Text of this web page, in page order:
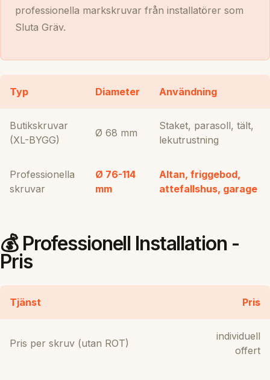
professionella markskruvar från installatörer som
Sluta Gräv.
Typ Diameter Användning
Butikskruvar
(XL-BYGG)
Ø 68 mm
Staket, parasoll, tält,
lekutrustning
Professionella
skruvar
Ø 76-114
mm
Altan, friggebod,
attefallshus, garage
💰 Professionell Installation -
Pris
Tjänst Pris
Pris per skruv (utan ROT)
individuell
offert